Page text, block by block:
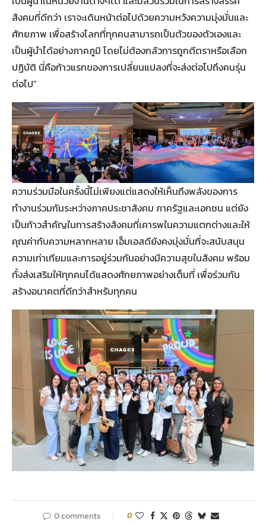
สังคมที่ดีกว่า เราจะเดินหน้าต่อไปด้วยความหวังความมุ่งมั่นและ
ศักยภาพ เพื่อสร้างโลกที่ทุกคนสามารถเป็นตัวของตัวเองและ
เป็นผู้นำได้อย่างภาคภูมิ โดยไม่ต้องกลัวการถูกตีตราหรือเลือก
ปฏิบัติ นี่คือก้าวแรกของการเปลี่ยนแปลงที่จะส่งต่อไปถึงคนรุ่น
ต่อไป”
ความร่วมมือในครั้งนี้ไม่เพียงแต่แสดงให้เห็นถึงพลังของการ
ทำงานร่วมกันระหว่างภาคประชาสังคม ภาครัฐและเอกชน แต่ยัง
เป็นก้าวสำคัญในการสร้างสังคมที่เคารพในความแตกต่างและให้
คุณค่ากับความหลากหลาย เอ็มเอสดียังคงมุ่งมั่นที่จะสนับสนุน
ความเท่าเทียมและการอยู่ร่วมกันอย่างมีความสุขในสังคม พร้อม
ทั้งส่งเสริมให้ทุกคนได้แสดงศักยภาพอย่างเต็มที่ เพื่อร่วมกัน
สร้างอนาคตที่ดีกว่าสำหรับทุกคน
0 comments 0